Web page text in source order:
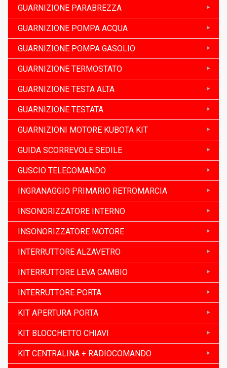
GUARNIZIONE PARABREZZA
GUARNIZIONE POMPA ACQUA
GUARNIZIONE POMPA GASOLIO
GUARNIZIONE TERMOSTATO
GUARNIZIONE TESTA ALTA
GUARNIZIONE TESTATA
GUARNIZIONI MOTORE KUBOTA KIT
GUIDA SCORREVOLE SEDILE
GUSCIO TELECOMANDO
INGRANAGGIO PRIMARIO RETROMARCIA
INSONORIZZATORE INTERNO
INSONORIZZATORE MOTORE
INTERRUTTORE ALZAVETRO
INTERRUTTORE LEVA CAMBIO
INTERRUTTORE PORTA
KIT APERTURA PORTA
KIT BLOCCHETTO CHIAVI
KIT CENTRALINA + RADIOCOMANDO